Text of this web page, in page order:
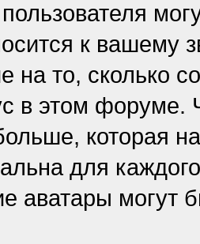
к вашему
на то, сколько
в этом форуме.
которая
для
аватары могут